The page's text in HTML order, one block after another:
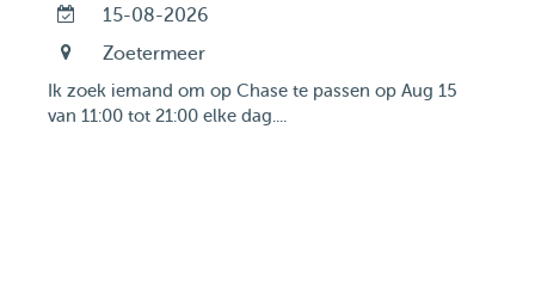
15-08-2026
Zoetermeer
Ik zoek iemand om op Chase te passen op Aug 15
van 11:00 tot 21:00 elke dag....